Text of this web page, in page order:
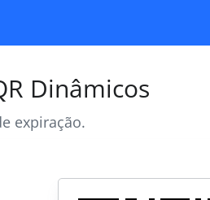
Dinâmicos
expiração.